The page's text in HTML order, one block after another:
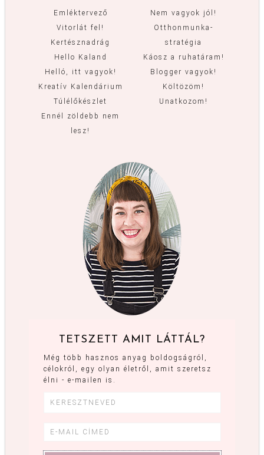
Emléktervező
Vitorlát fel!
Kertésznadrág
Hello Kaland
Helló, itt vagyok!
Kreatív Kalendárium
Túlélőkészlet
Ennél zöldebb nem
lesz!
Nem vagyok jól!
Otthonmunka-
stratégia
Káosz a ruhatáram!
Blogger vagyok!
Költözöm!
Unatkozom!
TETSZETT AMIT LÁTTÁL?
Még több hasznos anyag boldogságról,
célokról, egy olyan életről, amit szeretsz
élni - e-mailen is.